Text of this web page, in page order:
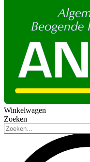
Winkelwagen
Zoeken
Zoeken: